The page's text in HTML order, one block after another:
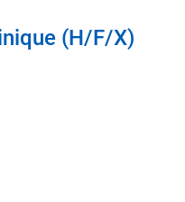
(H/F/X)